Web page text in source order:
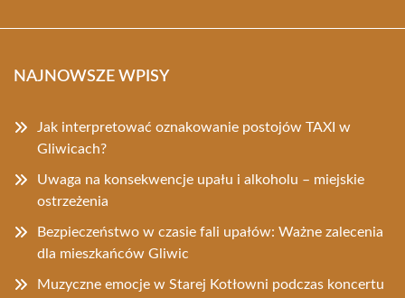
NAJNOWSZE WPISY
Jak interpretować oznakowanie postojów TAXI w
Gliwicach?
Uwaga na konsekwencje upału i alkoholu – miejskie
ostrzeżenia
Bezpieczeństwo w czasie fali upałów: Ważne zalecenia
dla mieszkańców Gliwic
Muzyczne emocje w Starej Kotłowni podczas koncertu